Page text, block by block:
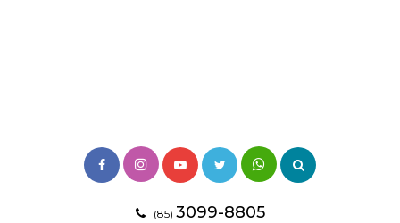
(85) 3099-8805